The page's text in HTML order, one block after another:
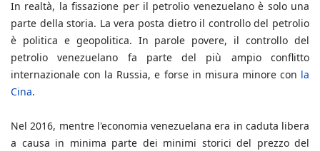
In realtà, la fissazione per il petrolio venezuelano è solo una
parte della storia. La vera posta dietro il controllo del petrolio
è politica e geopolitica. In parole povere, il controllo del
petrolio venezuelano fa parte del più ampio conflitto
internazionale con la Russia, e forse in misura minore con la
Cina.
Nel 2016, mentre l'economia venezuelana era in caduta libera
a causa in minima parte dei minimi storici del prezzo del